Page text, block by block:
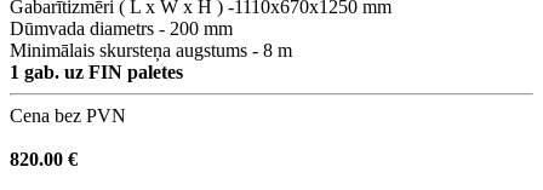
Gabarītizmēri ( L x W x H ) -1110х670х1250 mm
Dūmvada diametrs - 200 mm
Minimālais skursteņa augstums - 8 m
1 gab. uz FIN paletes
Cena bez PVN
820.00 €